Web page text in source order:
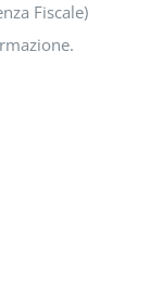
Fiscale)